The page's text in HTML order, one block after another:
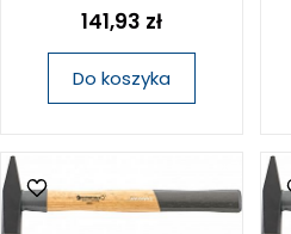
141,93 zł
Do koszyka